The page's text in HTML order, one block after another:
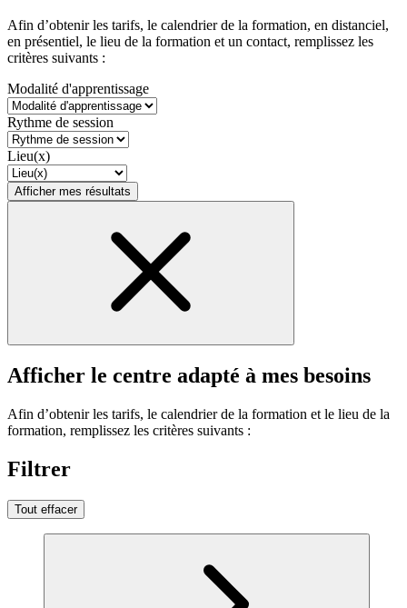
Afin d’obtenir les tarifs, le calendrier de la formation, en distanciel,
en présentiel, le lieu de la formation et un contact, remplissez les
critères suivants :
Modalité d'apprentissage
Rythme de session
Lieu(x)
Afficher mes résultats
Afficher le centre adapté à mes besoins
Afin d’obtenir les tarifs, le calendrier de la formation et le lieu de la
formation, remplissez les critères suivants :
Filtrer
Tout effacer